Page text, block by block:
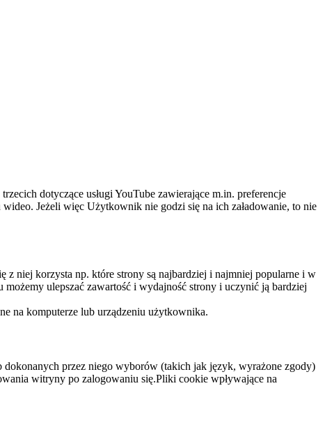
dotyczące usługi YouTube zawierające m.in. preferencje
Jeżeli więc Użytkownik nie godzi się na ich załadowanie, to nie
z niej korzysta np. które strony są najbardziej i najmniej popularne i w
ulepszać zawartość i wydajność strony i uczynić ją bardziej
na komputerze lub urządzeniu użytkownika.
przez niego wyborów (takich jak język, wyrażone zgody)
witryny po zalogowaniu się.Pliki cookie wpływające na